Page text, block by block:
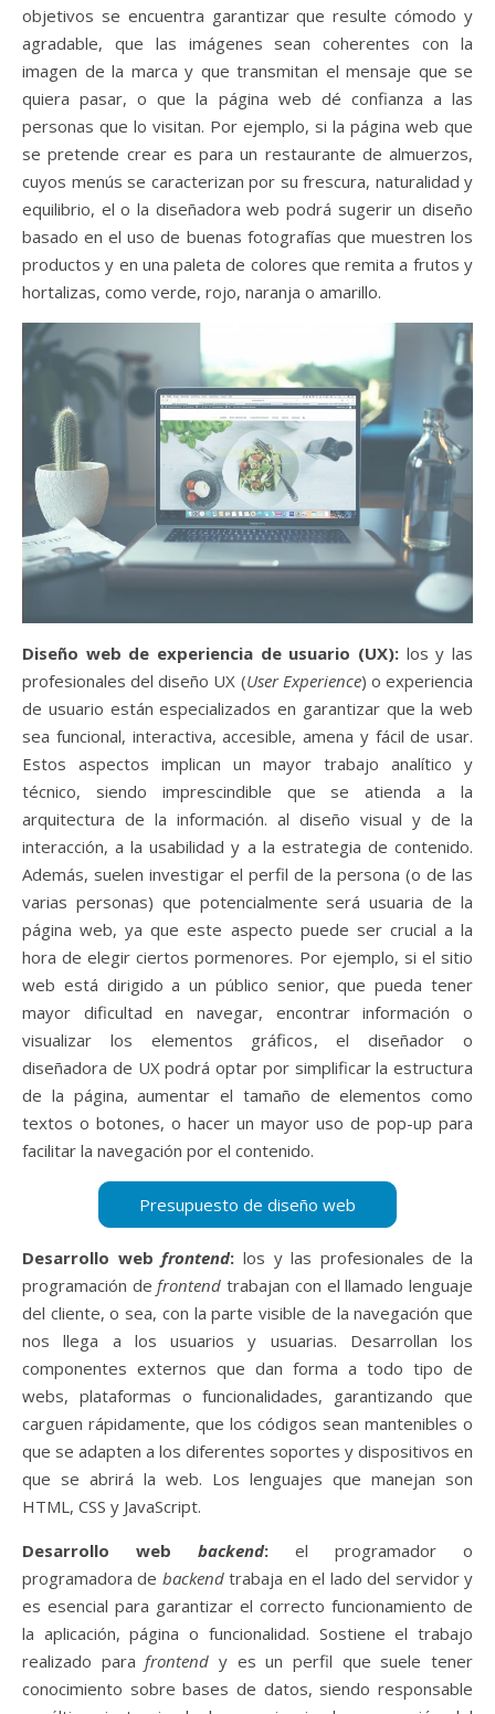
objetivos se encuentra garantizar que resulte cómodo y
agradable, que las imágenes sean coherentes con la
imagen de la marca y que transmitan el mensaje que se
quiera pasar, o que la página web dé confianza a las
personas que lo visitan. Por ejemplo, si la página web que
se pretende crear es para un restaurante de almuerzos,
cuyos menús se caracterizan por su frescura, naturalidad y
equilibrio, el o la diseñadora web podrá sugerir un diseño
basado en el uso de buenas fotografías que muestren los
productos y en una paleta de colores que remita a frutos y
hortalizas, como verde, rojo, naranja o amarillo.
Diseño web de experiencia de usuario (UX): los y las
profesionales del diseño UX (User Experience) o experiencia
de usuario están especializados en garantizar que la web
sea funcional, interactiva, accesible, amena y fácil de usar.
Estos aspectos implican un mayor trabajo analítico y
técnico, siendo imprescindible que se atienda a la
arquitectura de la información. al diseño visual y de la
interacción, a la usabilidad y a la estrategia de contenido.
Además, suelen investigar el perfil de la persona (o de las
varias personas) que potencialmente será usuaria de la
página web, ya que este aspecto puede ser crucial a la
hora de elegir ciertos pormenores. Por ejemplo, si el sitio
web está dirigido a un público senior, que pueda tener
mayor dificultad en navegar, encontrar información o
visualizar los elementos gráficos, el diseñador o
diseñadora de UX podrá optar por simplificar la estructura
de la página, aumentar el tamaño de elementos como
textos o botones, o hacer un mayor uso de pop-up para
facilitar la navegación por el contenido.
Desarrollo web frontend: los y las profesionales de la
programación de frontend trabajan con el llamado lenguaje
del cliente, o sea, con la parte visible de la navegación que
nos llega a los usuarios y usuarias. Desarrollan los
componentes externos que dan forma a todo tipo de
webs, plataformas o funcionalidades, garantizando que
carguen rápidamente, que los códigos sean mantenibles o
que se adapten a los diferentes soportes y dispositivos en
que se abrirá la web. Los lenguajes que manejan son
HTML, CSS y JavaScript.
Desarrollo web backend: el programador o
programadora de backendtrabaja en el lado del servidor y
es esencial para garantizar el correcto funcionamiento de
la aplicación, página o funcionalidad. Sostiene el trabajo
realizado para frontend y es un perfil que suele tener
conocimiento sobre bases de datos, siendo responsable